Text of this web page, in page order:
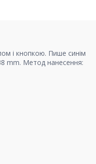
і кнопкою. Пише синім
mm. Метод нанесення: